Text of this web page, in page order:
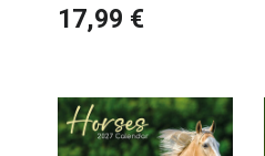
Ferme
17,99 €